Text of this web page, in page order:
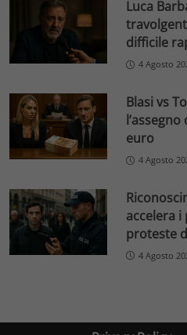
Luca
difficile
4 Agosto
Blasi vs
euro
4 Agosto
accelera
proteste
4 Agosto